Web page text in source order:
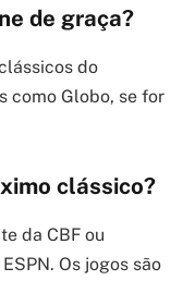
de graça?
do
como Globo, se for
clássico?
da CBF ou
Os jogos são